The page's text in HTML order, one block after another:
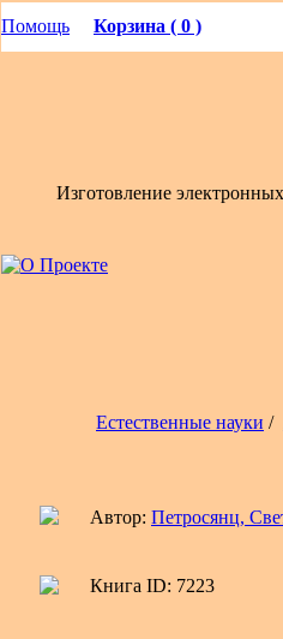
Помощь Корзина ( 0 )
Изготовление
Естественные науки /
Автор: Петросянц,
Книга ID: 7223